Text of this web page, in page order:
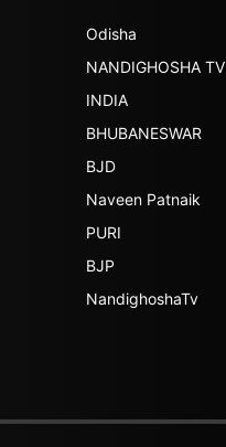
Odisha
NANDIGHOSHA TV
INDIA
BHUBANESWAR
BJD
Naveen Patnaik
PURI
BJP
NandighoshaTv